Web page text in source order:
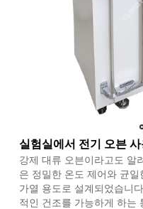
실험실에서 전기 오븐 사
강제 대류 오븐이라고도 알
은 정밀한 온도 제어와 균
가열 용도로 설계되었습니
적인 건조를 가능하게 하는